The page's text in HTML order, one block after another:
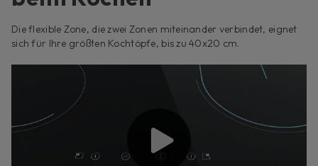
Die flexible Zone, die zwei Zonen miteinander verbindet, eignet
sich für Ihre größten Kochtöpfe, bis zu 40x20 cm.